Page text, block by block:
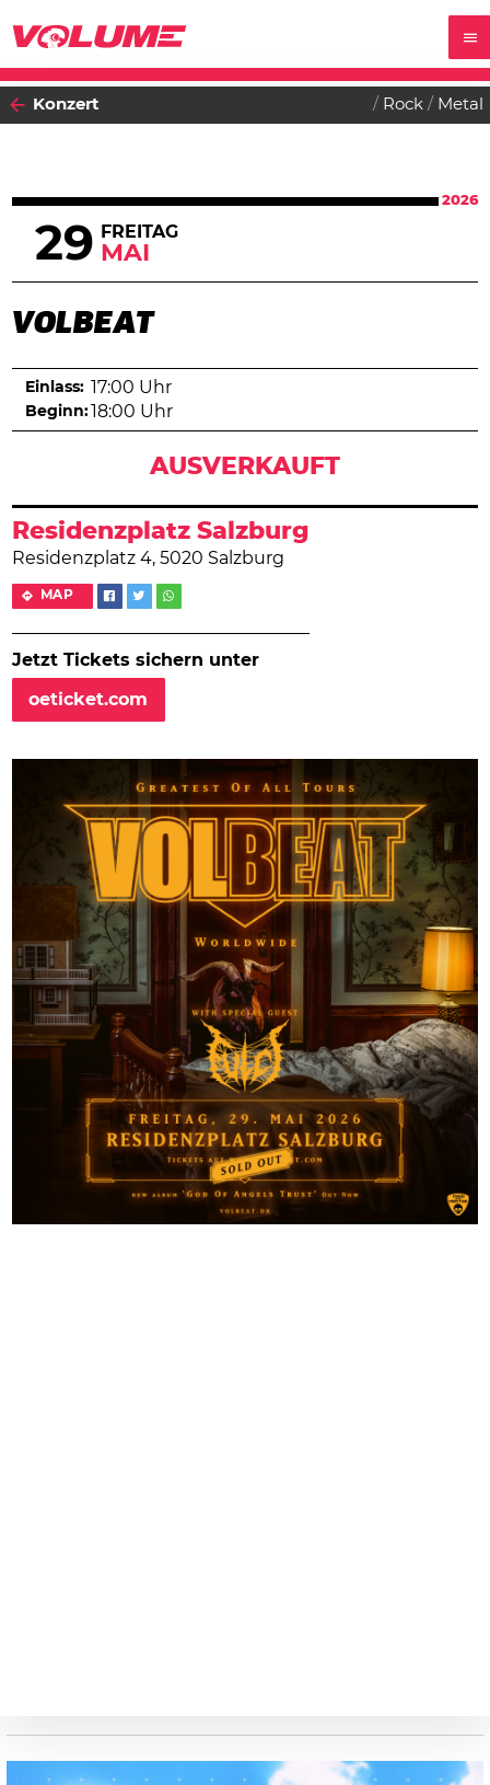
Konzert Rock Metal
2026
29 FREITAG
MAI
VOLBEAT
Residenzplatz Salzburg
Residenzplatz 4, 5020 Salzburg
MAP
Jetzt Tickets sichern unter
oeticket.com
Einlass: 17:00 Uhr
Beginn: 18:00 Uhr
AUSVERKAUFT